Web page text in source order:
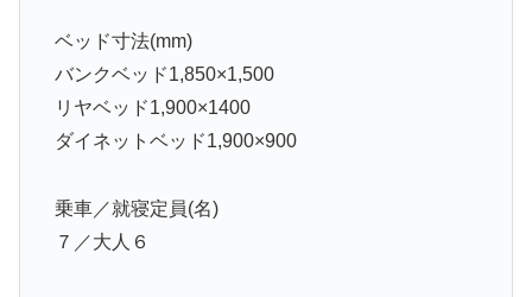
ベッド寸法(mm)
バンクベッド1,850×1,500
リヤベッド1,900×1400
ダイネットベッド1,900×900
乗車／就寝定員(名)
７／大人６